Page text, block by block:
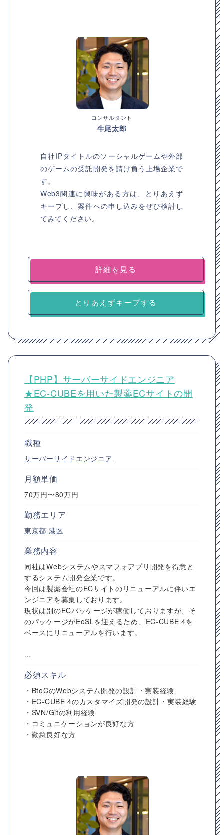
コンサルタント
牛尾太郎
自社IPタイトルのソーシャルゲームや外部
のゲームの受託開発を請け負う上場企業で
す。
Web3関連に興味がある方は、とりあえず
キープし、案件への申し込みをぜひ検討し
てみてください。
詳細を見る
とりあえずキープする
【PHP】サーバーサイドエンジニア
★EC-CUBEを用いた製薬ECサイトの開
発
職種
サーバーサイドエンジニア
月額単価
70万円〜80万円
勤務エリア
東京都 港区
業務内容
同社はWebシステムやスマフォアプリ開発を得意と
するシステム開発企業です。
今回は製薬会社のECサイトのリニューアルに伴いエ
ンジニアを募集しております。
現状は別のECパッケージが稼働しておりますが、そ
のパッケージがEoSLを迎えるため、EC-CUBE 4を
ベースにリニューアルを行います。
...
必須スキル
・BtoCのWebシステム開発の設計・実装経験
・EC-CUBE 4のカスタマイズ開発の設計・実装経験
・SVN/Gitの利用経験
・コミュニケーションが良好な方
・勤怠良好な方